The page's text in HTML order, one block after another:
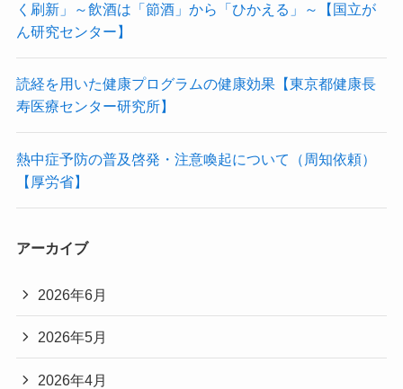
く刷新」～飲酒は「節酒」から「ひかえる」～【国立が
ん研究センター】
読経を用いた健康プログラムの健康効果【東京都健康長
寿医療センター研究所】
熱中症予防の普及啓発・注意喚起について（周知依頼）
【厚労省】
アーカイブ
2026年6月
2026年5月
2026年4月